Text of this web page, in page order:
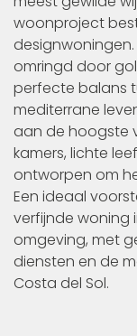
woonproject
omringd door
perfecte balans
mediterrane
aan de hoogste
kamers, lichte
ontworpen om
Een ideaal
verfijnde woning
omgeving, met
diensten en de
Costa del Sol.